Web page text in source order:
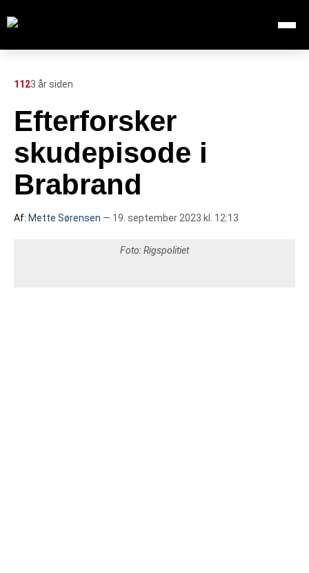
Åbn
FORSIDE
112
1123 år siden
Efterforsker
skudepisode i
Brabrand
Af: Mette Sørensen — 19. september 2023 kl. 12:13
Foto: Rigspolitiet